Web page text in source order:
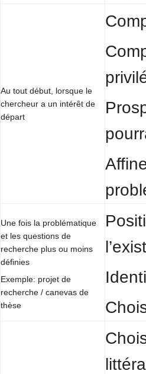
Au tout début, lorsque le
chercheur a un intérêt de
départ
Une fois la problématique
et les questions de
recherche plus ou moins
définies
Exemple: projet de
recherche / canevas de
thèse